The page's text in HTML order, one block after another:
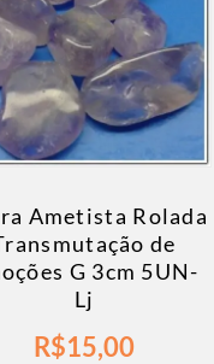
Ametista Rolada
de
G 3cm 5UN-
Lj
R$15,00